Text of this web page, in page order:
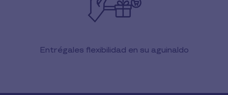
Entrégales flexibilidad en su aguinaldo